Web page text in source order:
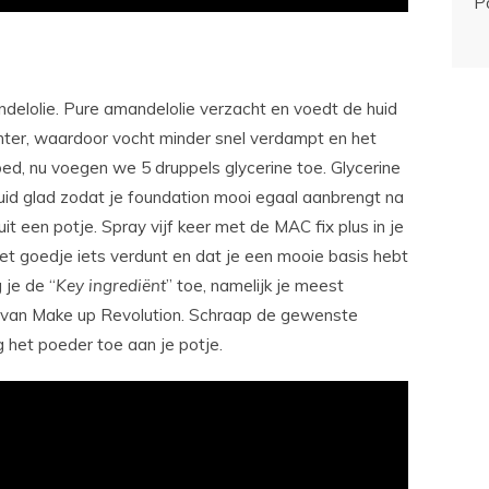
Pure amandelolie verzacht en voedt de huid
waardoor vocht minder snel verdampt en het
nu voegen we 5 druppels glycerine toe. Glycerine
glad zodat je foundation mooi egaal aanbrengt na
een potje. Spray vijf keer met de MAC fix plus in je
goedje iets verdunt en dat je een mooie basis hebt
de “Key ingrediënt” toe, namelijk je meest
van Make up Revolution. Schraap de gewenste
het poeder toe aan je potje.